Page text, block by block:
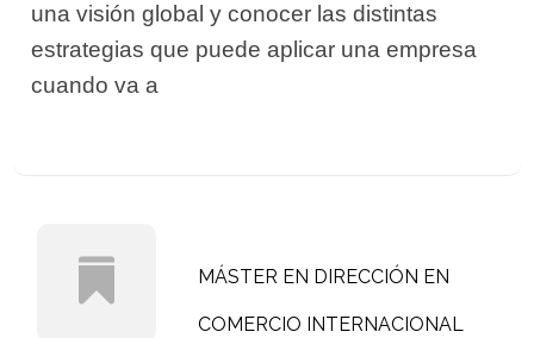
una visión global y conocer las distintas
estrategias que puede aplicar una empresa
cuando va a
MÁSTER EN DIRECCIÓN EN
COMERCIO INTERNACIONAL